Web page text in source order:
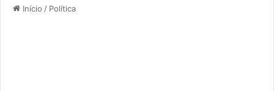
Início / Política